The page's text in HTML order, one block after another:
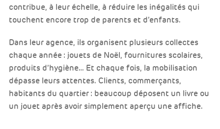
contribue, à leur échelle, à réduire les inégalités qui
touchent encore trop de parents et d’enfants.
Dans leur agence, ils organisent plusieurs collectes
chaque année : jouets de Noël, fournitures scolaires,
produits d’hygiène… Et chaque fois, la mobilisation
dépasse leurs attentes. Clients, commerçants,
habitants du quartier : beaucoup déposent un livre ou
un jouet après avoir simplement aperçu une affiche.